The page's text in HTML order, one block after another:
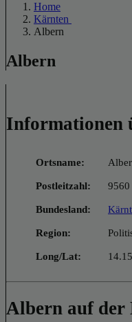
Home
Kärnten
Albern
Albern
Informationen
Ortsname:
Postleitzahl: 9560
Bundesland:
Region:
Long/Lat:
Albern auf der